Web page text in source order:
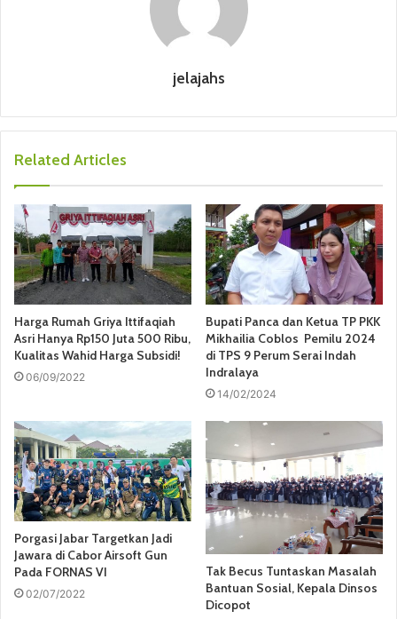
jelajahs
Related Articles
Harga Rumah Griya Ittifaqiah
Asri Hanya Rp150 Juta 500 Ribu,
Kualitas Wahid Harga Subsidi!
06/09/2022
Bupati Panca dan Ketua TP PKK
Mikhailia Coblos Pemilu 2024
di TPS 9 Perum Serai Indah
Indralaya
14/02/2024
Porgasi Jabar Targetkan Jadi
Jawara di Cabor Airsoft Gun
Pada FORNAS VI
02/07/2022
Tak Becus Tuntaskan Masalah
Bantuan Sosial, Kepala Dinsos
Dicopot